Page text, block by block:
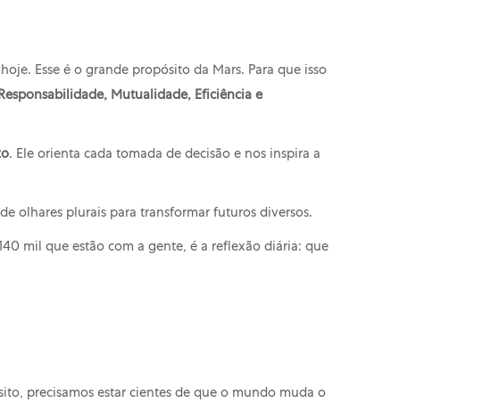
Esse é o grande propósito da Mars. Para que isso
Mutualidade, Eficiência e
. Ele orienta cada tomada de decisão e nos inspira a
olhares plurais para transformar futuros diversos.
mil que estão com a gente, é a reflexão diária: que
precisamos estar cientes de que o mundo muda o